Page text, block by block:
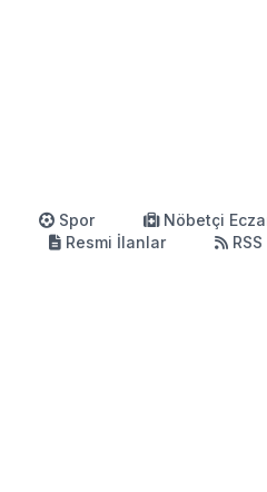
Spor Nöbetçi
Resmi İlanlar RSS